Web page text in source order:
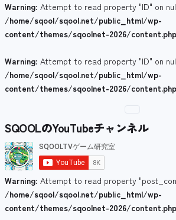
Warning: Attempt to read property "ID" on
/home/sqool/sqool.net/public_html/wp-
content/themes/sqoolnet-2026/content.php
Warning: Attempt to read property "ID" on
/home/sqool/sqool.net/public_html/wp-
content/themes/sqoolnet-2026/content.php
SQOOLのYouTubeチャンネル
Warning: Attempt to read property
/home/sqool/sqool.net/public_html/wp-
content/themes/sqoolnet-2026/content.php